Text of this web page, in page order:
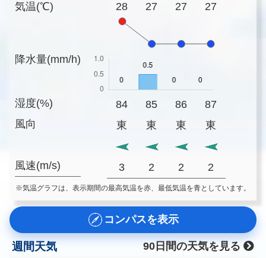
気温(℃)
降水量(mm/h)
湿度(%)
風向
風速(m/s)
28 27 27 27
84 85 86
87
東
東 東 東
3 2 2 2
※気温グラフは、表示期間の最高気温を赤、最低気温を青としています。
コンパスを表示
週間天気
90日間の天気を見る